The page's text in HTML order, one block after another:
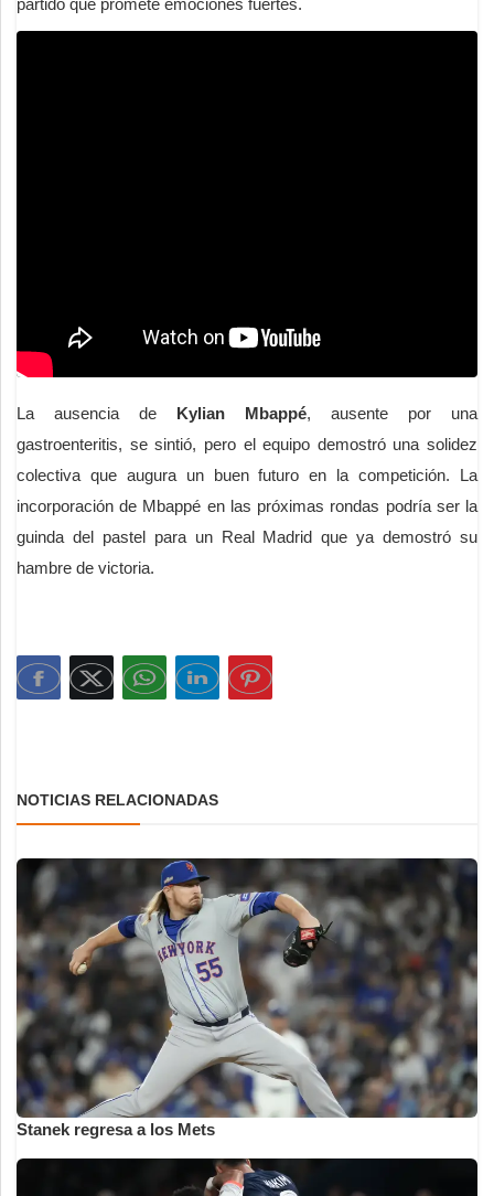
partido que promete emociones fuertes.
La ausencia de Kylian Mbappé, ausente por una
gastroenteritis, se sintió, pero el equipo demostró una solidez
colectiva que augura un buen futuro en la competición. La
incorporación de Mbappé en las próximas rondas podría ser la
guinda del pastel para un Real Madrid que ya demostró su
hambre de victoria.
NOTICIAS RELACIONADAS
Stanek regresa a los Mets